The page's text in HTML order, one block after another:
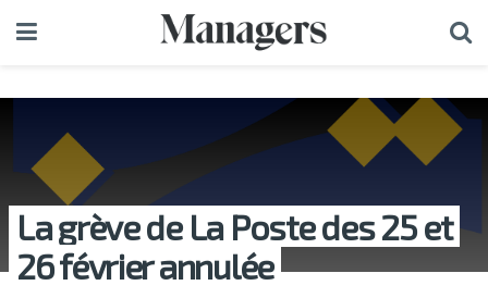
La grève de La Poste des 25 et
26 février annulée